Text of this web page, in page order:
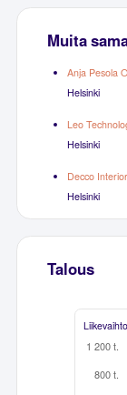
Muita
Anja Pesola
Helsinki
Leo
Helsinki
Decco
Helsinki
Talous
Liikevaihto